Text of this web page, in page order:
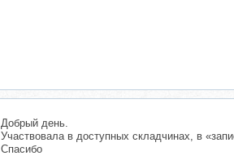
Добрый день.
Участвовала в доступных складчинах, в
Спасибо